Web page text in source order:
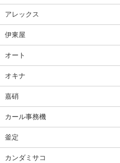
アレックス
伊東屋
オート
オキナ
嘉硝
カール事務機
釜定
カンダミサコ